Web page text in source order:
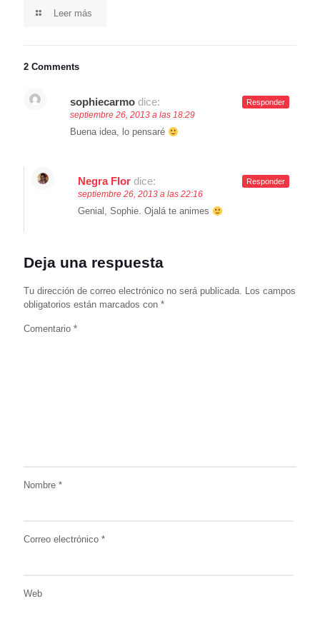
Leer más
2 Comments
sophiecarmo dice:
septiembre 26, 2013 a las 18:29
Buena idea, lo pensaré
Responder
Negra Flor dice:
septiembre 26, 2013 a las 22:16
Genial, Sophie. Ojalá te animes
Responder
Deja una respuesta
Tu dirección de correo electrónico no será publicada. Los campos
obligatorios están marcados con *
Comentario *
Nombre *
Correo electrónico *
Web